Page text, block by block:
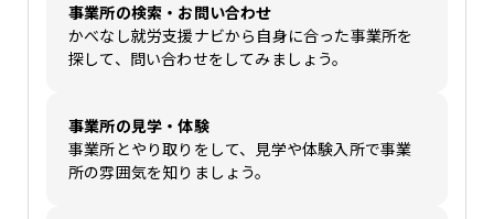
事業所の検索・お問い合わせ
かべなし就労支援ナビから自身に合った事業所を
探して、問い合わせをしてみましょう。
事業所の見学・体験
事業所とやり取りをして、見学や体験入所で事業
所の雰囲気を知りましょう。